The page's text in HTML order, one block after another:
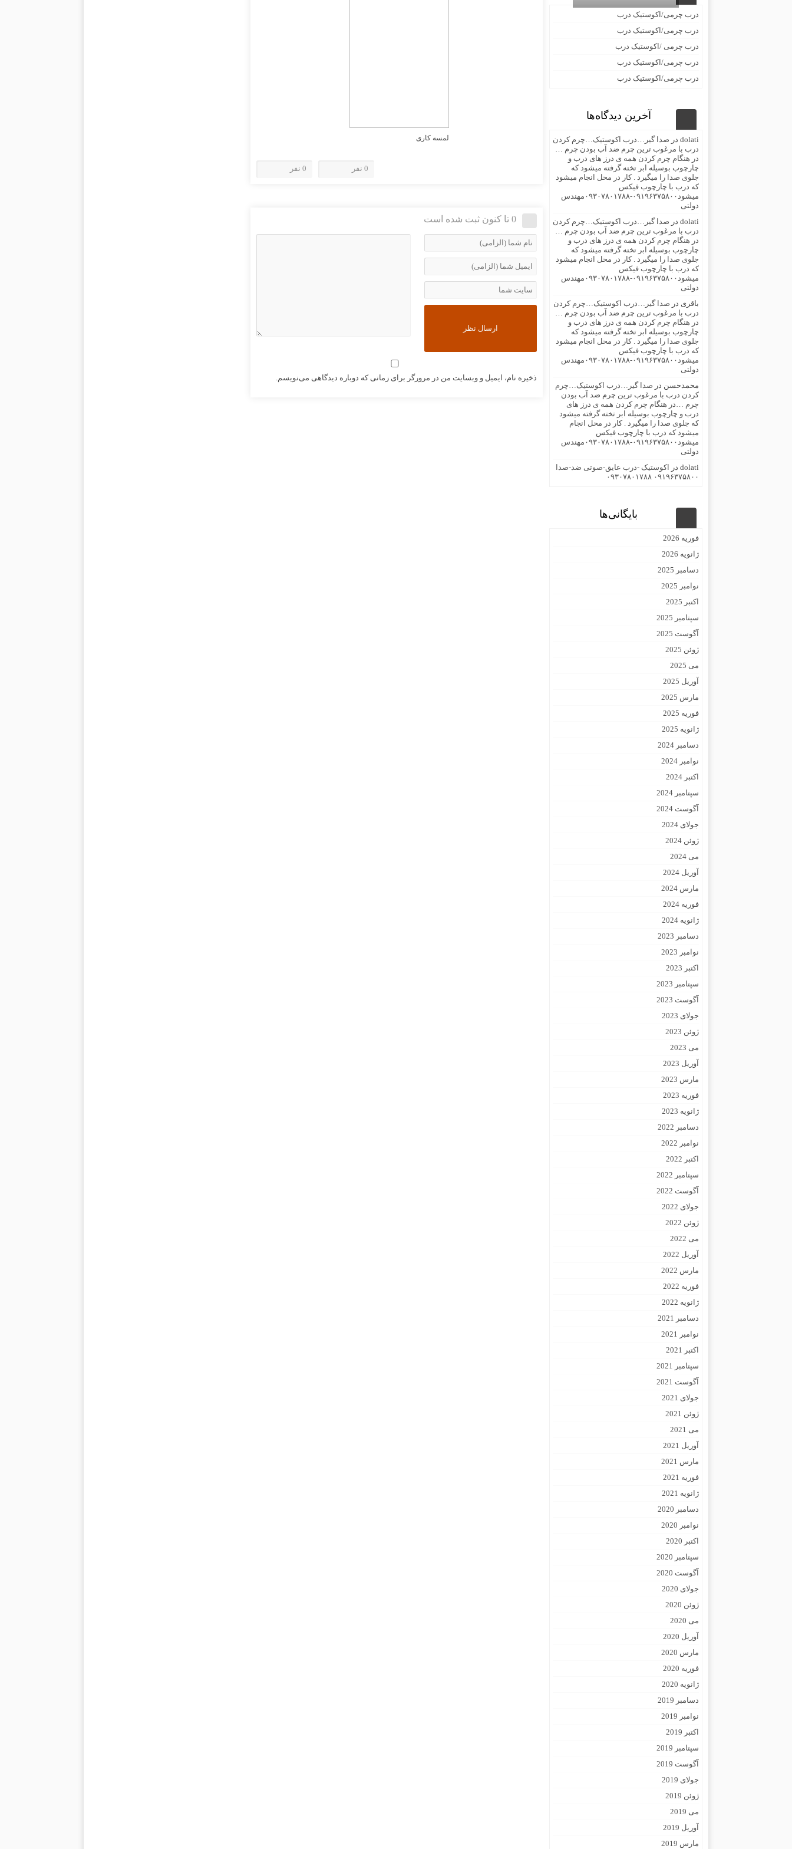
لمسه کاری
0 نفر 0 نفر
0 تا کنون ثبت شده است
ذخیره نام، ایمیل و وبسایت من در مرورگر برای زمانی که دوباره دیدگاهی می‌نویسم.
درب چرمی/اکوستیک درب
درب چرمی/اکوستیک درب
درب چرمی /اکوستیک درب
درب چرمی/اکوستیک درب
درب چرمی/اکوستیک درب
آخرین دیدگاه‌ها
dolati در صدا گیر…درب اکوستیک…چرم کردن
درب با مرغوب ترین چرم ضد آب بودن چرم …
در هنگام چرم کردن همه ی درز های درب و
چارچوب بوسیله ابر تخته گرفته میشود که
جلوی صدا را میگیرد . کار در محل انجام میشود
که درب با چارچوب فیکس
میشود۰۹۱۹۶۳۷۵۸۰۰-۰۹۳۰۷۸۰۱۷۸۸مهندس
دولتی
dolati در صدا گیر…درب اکوستیک…چرم کردن
درب با مرغوب ترین چرم ضد آب بودن چرم …
در هنگام چرم کردن همه ی درز های درب و
چارچوب بوسیله ابر تخته گرفته میشود که
جلوی صدا را میگیرد . کار در محل انجام میشود
که درب با چارچوب فیکس
میشود۰۹۱۹۶۳۷۵۸۰۰-۰۹۳۰۷۸۰۱۷۸۸مهندس
دولتی
باقری در صدا گیر…درب اکوستیک…چرم کردن
درب با مرغوب ترین چرم ضد آب بودن چرم …
در هنگام چرم کردن همه ی درز های درب و
چارچوب بوسیله ابر تخته گرفته میشود که
جلوی صدا را میگیرد . کار در محل انجام میشود
که درب با چارچوب فیکس
میشود۰۹۱۹۶۳۷۵۸۰۰-۰۹۳۰۷۸۰۱۷۸۸مهندس
دولتی
محمدحسن در صدا گیر…درب اکوستیک…چرم
کردن درب با مرغوب ترین چرم ضد آب بودن
چرم …در هنگام چرم کردن همه ی درز های
درب و چارچوب بوسیله ابر تخته گرفته میشود
که جلوی صدا را میگیرد . کار در محل انجام
میشود که درب با چارچوب فیکس
میشود۰۹۱۹۶۳۷۵۸۰۰-۰۹۳۰۷۸۰۱۷۸۸مهندس
دولتی
dolati در
اکوستیک -درب عایق-صوتی ضد-صدا
۰۹۱۹۶۳۷۵۸۰۰ ۰۹۳۰۷۸۰۱۷۸۸
بایگانی‌ها
فوریه 2026
ژانویه 2026
دسامبر 2025
نوامبر 2025
اکتبر 2025
سپتامبر 2025
آگوست 2025
ژوئن 2025
می 2025
آوریل 2025
مارس 2025
فوریه 2025
ژانویه 2025
دسامبر 2024
نوامبر 2024
اکتبر 2024
سپتامبر 2024
آگوست 2024
جولای 2024
ژوئن 2024
می 2024
آوریل 2024
مارس 2024
فوریه 2024
ژانویه 2024
دسامبر 2023
نوامبر 2023
اکتبر 2023
سپتامبر 2023
آگوست 2023
جولای 2023
ژوئن 2023
می 2023
آوریل 2023
مارس 2023
فوریه 2023
ژانویه 2023
دسامبر 2022
نوامبر 2022
اکتبر 2022
سپتامبر 2022
آگوست 2022
جولای 2022
ژوئن 2022
می 2022
آوریل 2022
مارس 2022
فوریه 2022
ژانویه 2022
دسامبر 2021
نوامبر 2021
اکتبر 2021
سپتامبر 2021
آگوست 2021
جولای 2021
ژوئن 2021
می 2021
آوریل 2021
مارس 2021
فوریه 2021
ژانویه 2021
دسامبر 2020
نوامبر 2020
اکتبر 2020
سپتامبر 2020
آگوست 2020
جولای 2020
ژوئن 2020
می 2020
آوریل 2020
مارس 2020
فوریه 2020
ژانویه 2020
دسامبر 2019
نوامبر 2019
اکتبر 2019
سپتامبر 2019
آگوست 2019
جولای 2019
ژوئن 2019
می 2019
آوریل 2019
مارس 2019